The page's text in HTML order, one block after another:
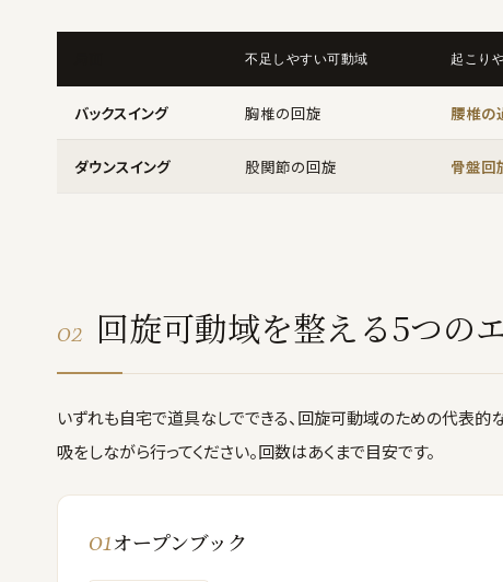
不足しやすい可動域 起こり
バックスイング 胸椎の回旋 腰椎の
ダウンスイング 股関節の回旋 骨盤回
02 回旋可動域を整える5つの
いずれも自宅で道具なしでできる、回旋可動域のための代表的
吸をしながら行ってください。回数はあくまで目安です。
01オープンブック